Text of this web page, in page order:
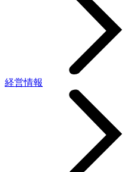
経営情報